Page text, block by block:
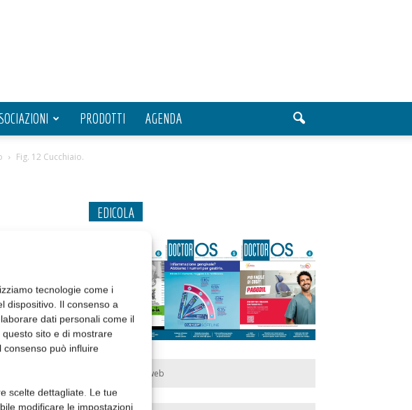
tecnologie come i
dispositivo. Il consenso a
dati personali come il
sito e di mostrare
può influire
scelte dettagliate. Le tue
modificare le impostazioni
PRODOTTI AGENDA
Fig. 12 Cucchiaio.
EDICOLA
Edicola web